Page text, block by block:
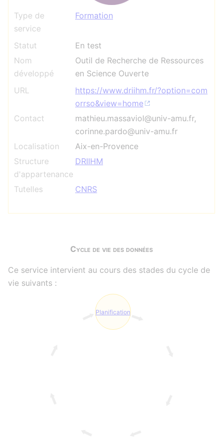
Type de
service
Formation
Statut
En test
Nom
développé
Outil de Recherche de Ressources
en Science Ouverte
URL
https://www.driihm.fr/?option=com
orrso&view=home
Contact
mathieu.massaviol@univ-amu.fr,
corinne.pardo@univ-amu.fr
Localisation
Aix-en-Provence
Structure
d'appartenance
DRIIHM
Tutelles CNRS
Cycle de vie des données
Ce service intervient au cours des stades du cycle de
vie suivants :
Planification